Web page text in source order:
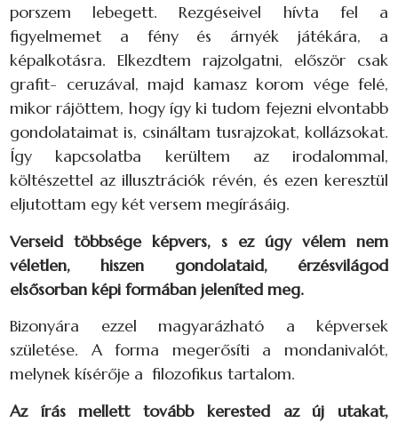
porszem lebegett. Rezgéseivel hívta fel a
figyelmemet a fény és árnyék játékára, a
képalkotásra. Elkezdtem rajzolgatni, először csak
grafit- ceruzával, majd kamasz korom vége felé,
mikor rájöttem, hogy így ki tudom fejezni elvontabb
gondolataimat is, csináltam tusrajzokat, kollázsokat.
Így kapcsolatba kerültem az irodalommal,
költészettel az illusztrációk révén, és ezen keresztül
eljutottam egy két versem megírásáig.
Verseid többsége képvers, s ez úgy vélem nem
véletlen, hiszen gondolataid, érzésvilágod
elsősorban képi formában jeleníted meg.
Bizonyára ezzel magyarázható a képversek
születése. A forma megerősíti a mondanivalót,
melynek kísérője a filozofikus tartalom.
Az írás mellett tovább kerested az új utakat,